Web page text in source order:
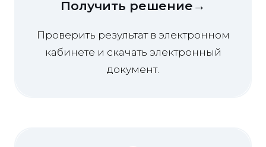
Получить решение→
Проверить результат в электронном
кабинете и скачать электронный
документ.